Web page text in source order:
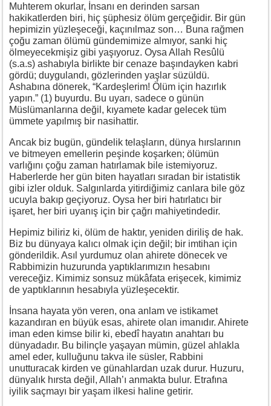
Muhterem okurlar, İnsanı en derinden sarsan
hakikatlerden biri, hiç şüphesiz ölüm gerçeğidir. Bir gün
hepimizin yüzleşeceği, kaçınılmaz son… Buna rağmen
çoğu zaman ölümü gündemimize almıyor, sanki hiç
ölmeyecekmişiz gibi yaşıyoruz. Oysa Allah Resûlü
(s.a.s) ashabıyla birlikte bir cenaze başındayken kabri
gördü; duygulandı, gözlerinden yaşlar süzüldü.
Ashabına dönerek, “Kardeşlerim! Ölüm için hazırlık
yapın.” (1) buyurdu. Bu uyarı, sadece o günün
Müslümanlarına değil, kıyamete kadar gelecek tüm
ümmete yapılmış bir nasihattir.
Ancak biz bugün, gündelik telaşların, dünya hırslarının
ve bitmeyen emellerin peşinde koşarken; ölümün
varlığını çoğu zaman hatırlamak bile istemiyoruz.
Haberlerde her gün biten hayatları sıradan bir istatistik
gibi izler olduk. Salgınlarda yitirdiğimiz canlara bile göz
ucuyla bakıp geçiyoruz. Oysa her biri hatırlatıcı bir
işaret, her biri uyanış için bir çağrı mahiyetindedir.
Hepimiz biliriz ki, ölüm de haktır, yeniden diriliş de hak.
Biz bu dünyaya kalıcı olmak için değil; bir imtihan için
gönderildik. Asıl yurdumuz olan ahirete dönecek ve
Rabbimizin huzurunda yaptıklarımızın hesabını
vereceğiz. Kimimiz sonsuz mükâfata erişecek, kimimiz
de yaptıklarının hesabıyla yüzleşecektir.
İnsana hayata yön veren, ona anlam ve istikamet
kazandıran en büyük esas, ahirete olan imanıdır. Ahirete
iman eden kimse bilir ki, ebedî hayatın anahtarı bu
dünyadadır. Bu bilinçle yaşayan mümin, güzel ahlakla
amel eder, kulluğunu takva ile süsler, Rabbini
unutturacak kirden ve günahlardan uzak durur. Huzuru,
dünyalık hırsta değil, Allah’ı anmakta bulur. Etrafına
iyilik saçmayı bir yaşam ilkesi haline getirir.